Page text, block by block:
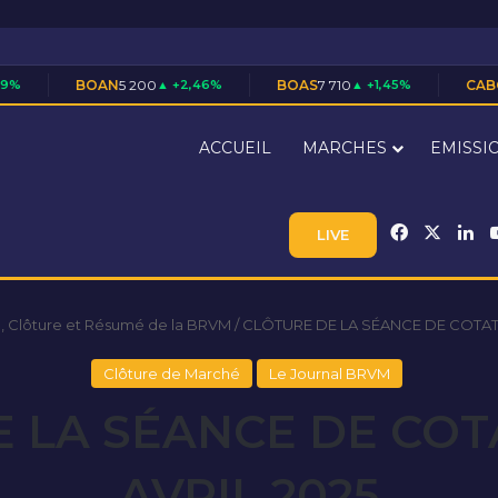
5 200 ▲ +2,46% BOAS7 710 ▲ +1,45% CABC3 550 ▲ +1,43%
ACCUEIL MARCHES
LIVE Facebook
Clôture et Résumé de la BRVM / CLÔTURE DE LA SÉANCE DE
Clôture de Marché Le Journal BRVM